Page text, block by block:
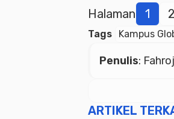
Halaman 1 2
Tags Kampus
Penulis:
ARTIKEL